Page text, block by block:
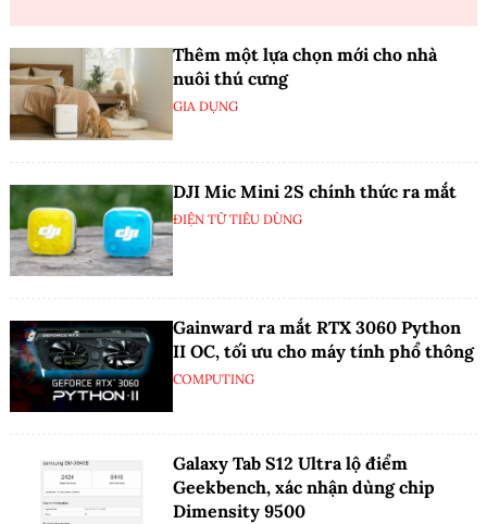
Thêm một lựa chọn mới cho nhà
nuôi thú cưng
GIA DỤNG
DJI Mic Mini 2S chính thức ra mắt
ĐIỆN TỬ TIÊU DÙNG
Gainward ra mắt RTX 3060 Python
II OC, tối ưu cho máy tính phổ thông
COMPUTING
Galaxy Tab S12 Ultra lộ điểm
Geekbench, xác nhận dùng chip
Dimensity 9500